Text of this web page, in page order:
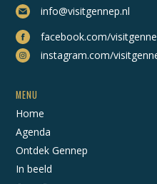
info@visitgennep.nl
facebook.com/
instagram.com/
MENU
Home
Agenda
Ontdek Gennep
In beeld